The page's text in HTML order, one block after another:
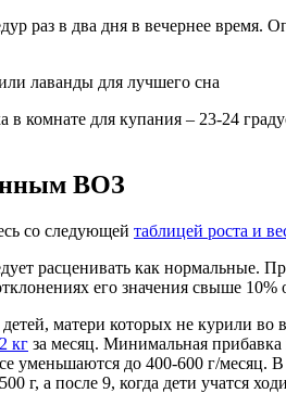
раз в два дня в вечернее время.
лаванды для лучшего сна
в комнате для купания – 23-24
ВОЗ
со следующей таблицей роста и
расценивать как нормальные.
его значения свыше 10%
матери которых не курили во
кг за месяц. Минимальная
уменьшаются до 400-600 г/
а после 9, когда дети учатся